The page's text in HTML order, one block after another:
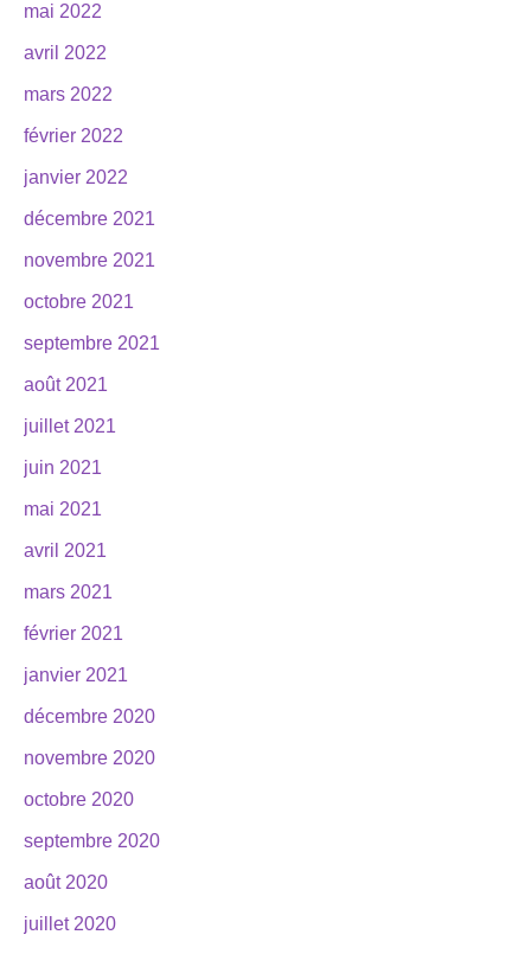
mai 2022
avril 2022
mars 2022
février 2022
janvier 2022
décembre 2021
novembre 2021
octobre 2021
septembre 2021
août 2021
juillet 2021
juin 2021
mai 2021
avril 2021
mars 2021
février 2021
janvier 2021
décembre 2020
novembre 2020
octobre 2020
septembre 2020
août 2020
juillet 2020